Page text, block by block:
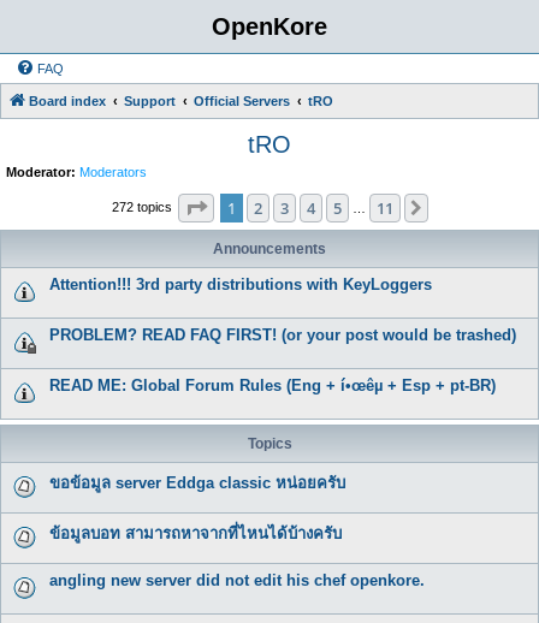
OpenKore
FAQ
Board index Support Official Servers tRO
tRO
Moderator: Moderators
272 topics Page 1of 11
1 2 3 4 5 11
Announcements
Attention!!! 3rd party distributions with KeyLoggers
PROBLEM? READ FAQ FIRST! (or your post would be trashed)
READ ME: Global Forum Rules (Eng + í•œêµ­ + Esp + pt-BR)
Topics
ขอข้อมูล server Eddga classic หน่อยครับ
ข้อมูลบอท สามารถหาจากที่ไหนได้บ้างครับ
angling new server did not edit his chef openkore.